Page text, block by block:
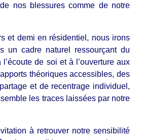
nos blessures comme de notre
et demi en résidentiel, nous irons
un cadre naturel ressourçant du
de soi et à l’ouverture aux
théoriques accessibles, des
et de recentrage individuel,
les traces laissées par notre
à retrouver notre sensibilité